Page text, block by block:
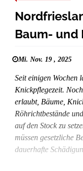
Baum- und
Mi. Nov. 19 , 2025
Seit einigen Wochen
Knickpflegezeit.
erlaubt, Bäume,
Röhrichtbestände
auf den Stock zu
müssen gesetzliche
dauerhafte